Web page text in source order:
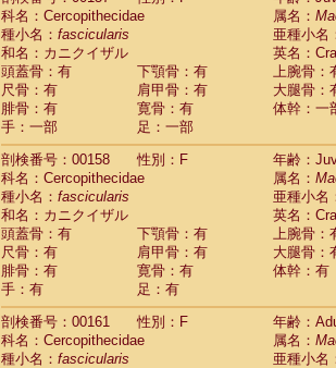
科名：Cercopithecidae
属名：
種小名： fascicularis
亜種小名
和名：カニクイザル
英名：
頭蓋骨：有
下顎骨：有
上腕骨：
尺骨：有
肩甲骨：有
大腿骨：
腓骨：有
寛骨：有
体幹：一
手：一部
足：一部
剖検番号：00158
性別：F
年齢：
科名：Cercopithecidae
属名：
種小名： fascicularis
亜種小名
和名：カニクイザル
英名：
頭蓋骨：有
下顎骨：有
上腕骨：
尺骨：有
肩甲骨：有
大腿骨：
腓骨：有
寛骨：有
体幹：有
手：有
足：有
剖検番号：00161
性別：F
年齢：
科名：Cercopithecidae
属名：
種小名： fascicularis
亜種小名